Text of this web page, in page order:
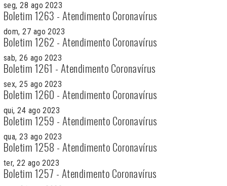
seg, 28 ago 2023
Boletim 1263 - Atendimento Coronavírus
dom, 27 ago 2023
Boletim 1262 - Atendimento Coronavírus
sab, 26 ago 2023
Boletim 1261 - Atendimento Coronavírus
sex, 25 ago 2023
Boletim 1260 - Atendimento Coronavírus
qui, 24 ago 2023
Boletim 1259 - Atendimento Coronavírus
qua, 23 ago 2023
Boletim 1258 - Atendimento Coronavírus
ter, 22 ago 2023
Boletim 1257 - Atendimento Coronavírus